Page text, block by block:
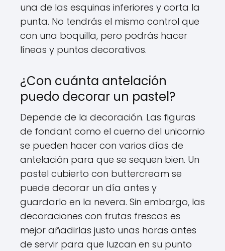
una de las esquinas inferiores y corta la
punta. No tendrás el mismo control que
con una boquilla, pero podrás hacer
líneas y puntos decorativos.
¿Con cuánta antelación
puedo decorar un pastel?
Depende de la decoración. Las figuras
de fondant como el cuerno del unicornio
se pueden hacer con varios días de
antelación para que se sequen bien. Un
pastel cubierto con buttercream se
puede decorar un día antes y
guardarlo en la nevera. Sin embargo, las
decoraciones con frutas frescas es
mejor añadirlas justo unas horas antes
de servir para que luzcan en su punto